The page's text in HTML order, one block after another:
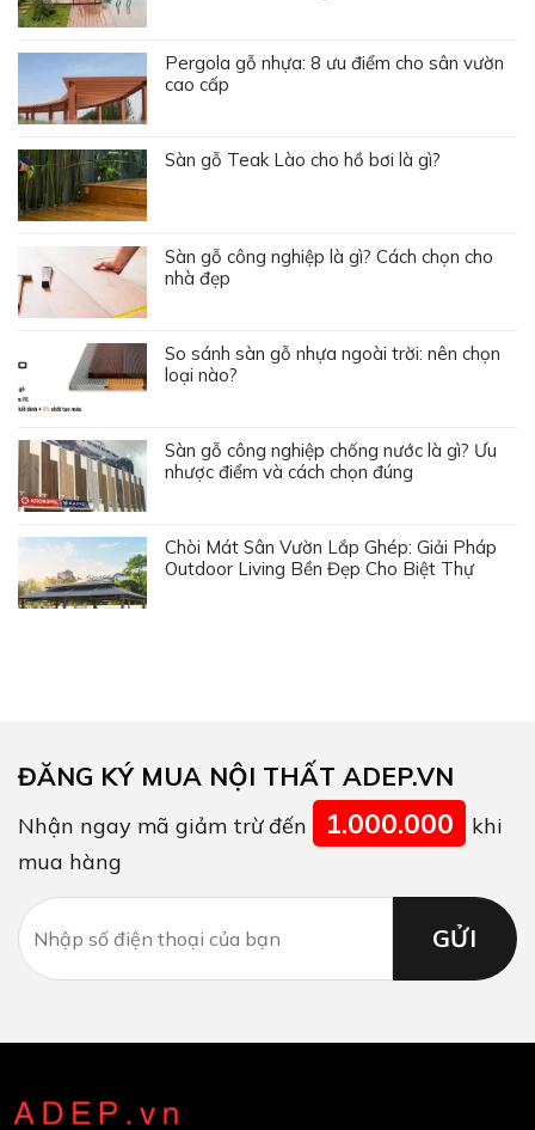
Pergola gỗ nhựa: 8 ưu điểm cho sân vườn
cao cấp
Sàn gỗ Teak Lào cho hồ bơi là gì?
Sàn gỗ công nghiệp là gì? Cách chọn cho
nhà đẹp
So sánh sàn gỗ nhựa ngoài trời: nên chọn
loại nào?
Sàn gỗ công nghiệp chống nước là gì? Ưu
nhược điểm và cách chọn đúng
Chòi Mát Sân Vườn Lắp Ghép: Giải Pháp
Outdoor Living Bền Đẹp Cho Biệt Thự
ĐĂNG KÝ MUA NỘI THẤT ADEP.VN
Nhận ngay mã giảm trừ đến 1.000.000
khi
mua hàng